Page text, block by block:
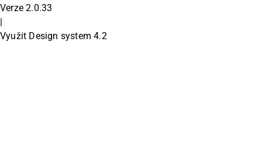
Verze 2.0.33
|
Využit Design system4.2